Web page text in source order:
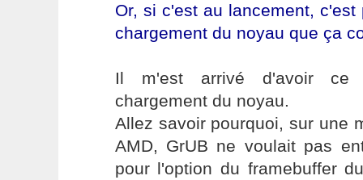
Or, si c'est au lancement,
chargement du noyau que ça
Il m'est arrivé d'avoir ce
chargement du noyau.
Allez savoir pourquoi, sur une
AMD, GrUB ne voulait pas
pour l'option du framebuffer